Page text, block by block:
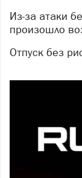
Из-за атаки беспилотников в Ярославле
произошло
Отпуск без